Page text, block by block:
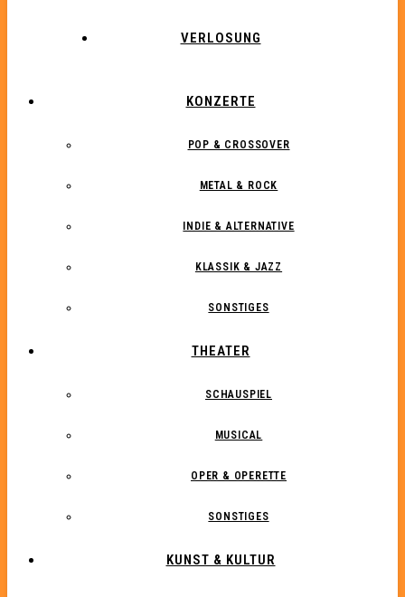
VERLOSUNG
KONZERTE
POP & CROSSOVER
METAL & ROCK
INDIE & ALTERNATIVE
KLASSIK & JAZZ
SONSTIGES
THEATER
SCHAUSPIEL
MUSICAL
OPER & OPERETTE
SONSTIGES
KUNST & KULTUR